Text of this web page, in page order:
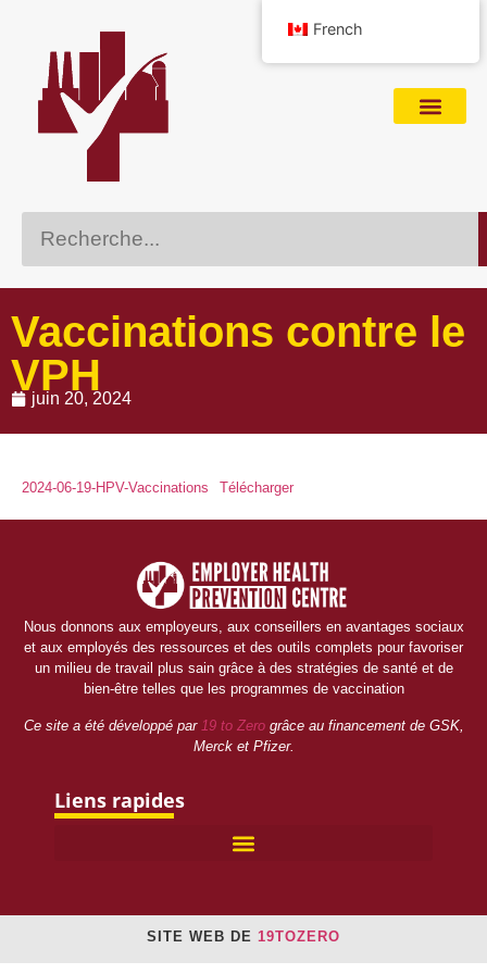
Vaccinations contre le
VPH
juin 20, 2024
2024-06-19-HPV-Vaccinations Télécharger
Nous donnons aux employeurs, aux conseillers en avantages sociaux
et aux employés des ressources et des outils complets pour favoriser
un milieu de travail plus sain grâce à des stratégies de santé et de
bien-être telles que les programmes de vaccination
Ce site a été développé par 19 to Zerogrâce au financement de GSK,
Merck et Pfizer.
Liens rapides
SITE WEB DE 19TOZERO
French